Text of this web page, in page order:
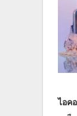
ไอค